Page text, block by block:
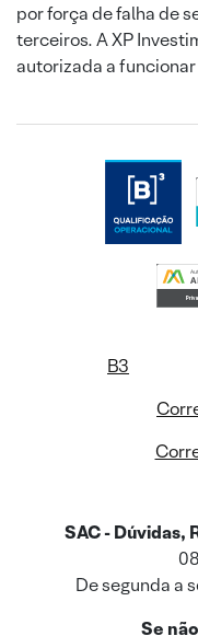
por força de falha de
terceiros. A XP
autorizada a
B3
SAC - Dúvidas,
De segunda a
Se